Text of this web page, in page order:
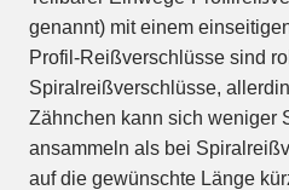
genannt) mit einem
Profil-Reißverschlüsse sind
Spiralreißverschlüsse,
Zähnchen kann sich weniger
ansammeln als bei
auf die gewünschte Länge